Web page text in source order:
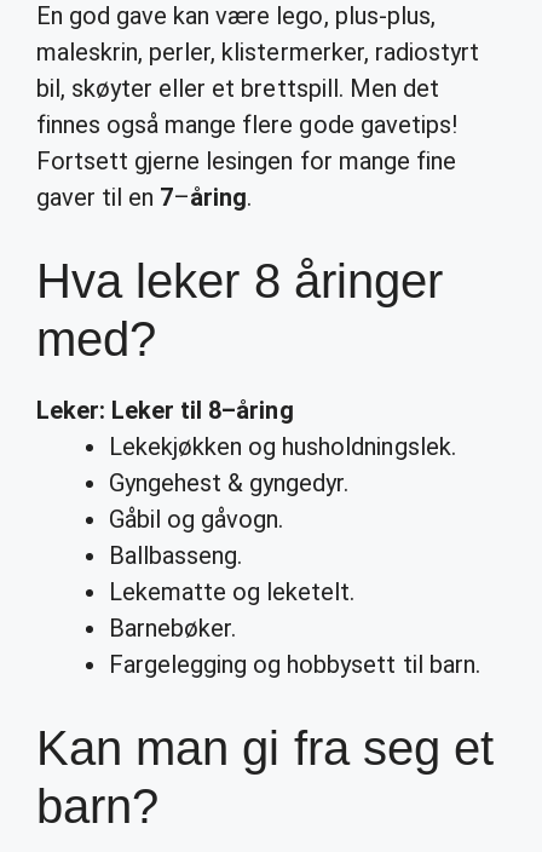
En god gave kan være lego, plus-plus,
maleskrin, perler, klistermerker, radiostyrt
bil, skøyter eller et brettspill. Men det
finnes også mange flere gode gavetips!
Fortsett gjerne lesingen for mange fine
gaver til en 7–åring.
Hva leker 8 åringer
med?
Leker: Leker til 8–åring
Lekekjøkken og husholdningslek.
Gyngehest & gyngedyr.
Gåbil og gåvogn.
Ballbasseng.
Lekematte og leketelt.
Barnebøker.
Fargelegging og hobbysett til barn.
Kan man gi fra seg et
barn?